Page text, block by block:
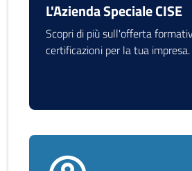
L'Azienda Speciale CISE
Scopri di più sull'offerta
certificazioni per la tua impresa.